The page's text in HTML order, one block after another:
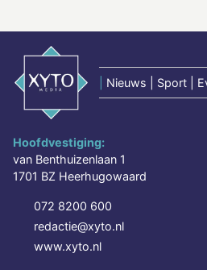
Nieuws | Sport |
Hoofdvestiging:
van Benthuizenlaan 1
1701 BZ Heerhugowaard
072 8200 600
redactie@xyto.nl
www.xyto.nl